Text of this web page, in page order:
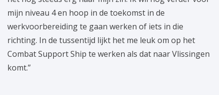
mijn niveau 4 en hoop in de toekomst in de
werkvoorbereiding te gaan werken of iets in die
richting. In de tussentijd lijkt het me leuk om op het
Combat Support Ship te werken als dat naar Vlissingen
komt.”